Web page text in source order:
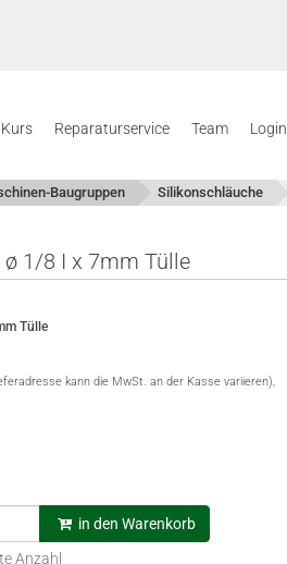
Reparaturservice Team Login
Baugruppen Silikonschläuche
1/8 I x 7mm Tülle
Tülle
kann die MwSt. an der Kasse variieren),
in den Warenkorb
Anzahl